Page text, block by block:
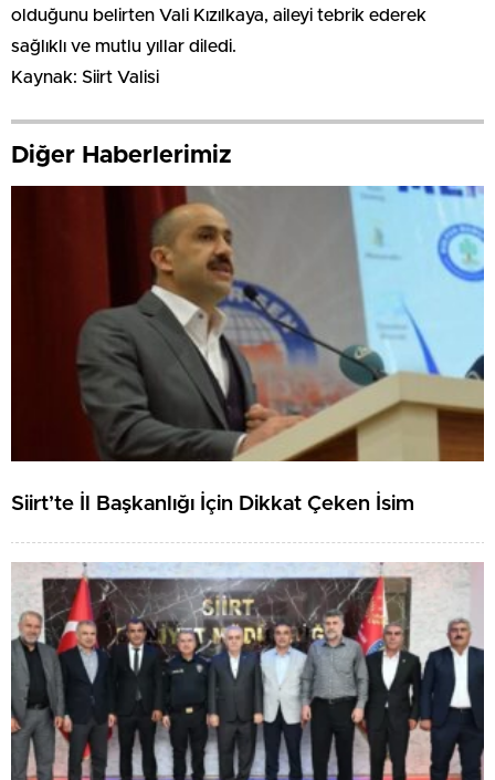
olduğunu belirten Vali Kızılkaya, aileyi tebrik ederek
sağlıklı ve mutlu yıllar diledi.
Kaynak: Siirt Valisi
Diğer Haberlerimiz
Siirt’te İl Başkanlığı İçin Dikkat Çeken İsim